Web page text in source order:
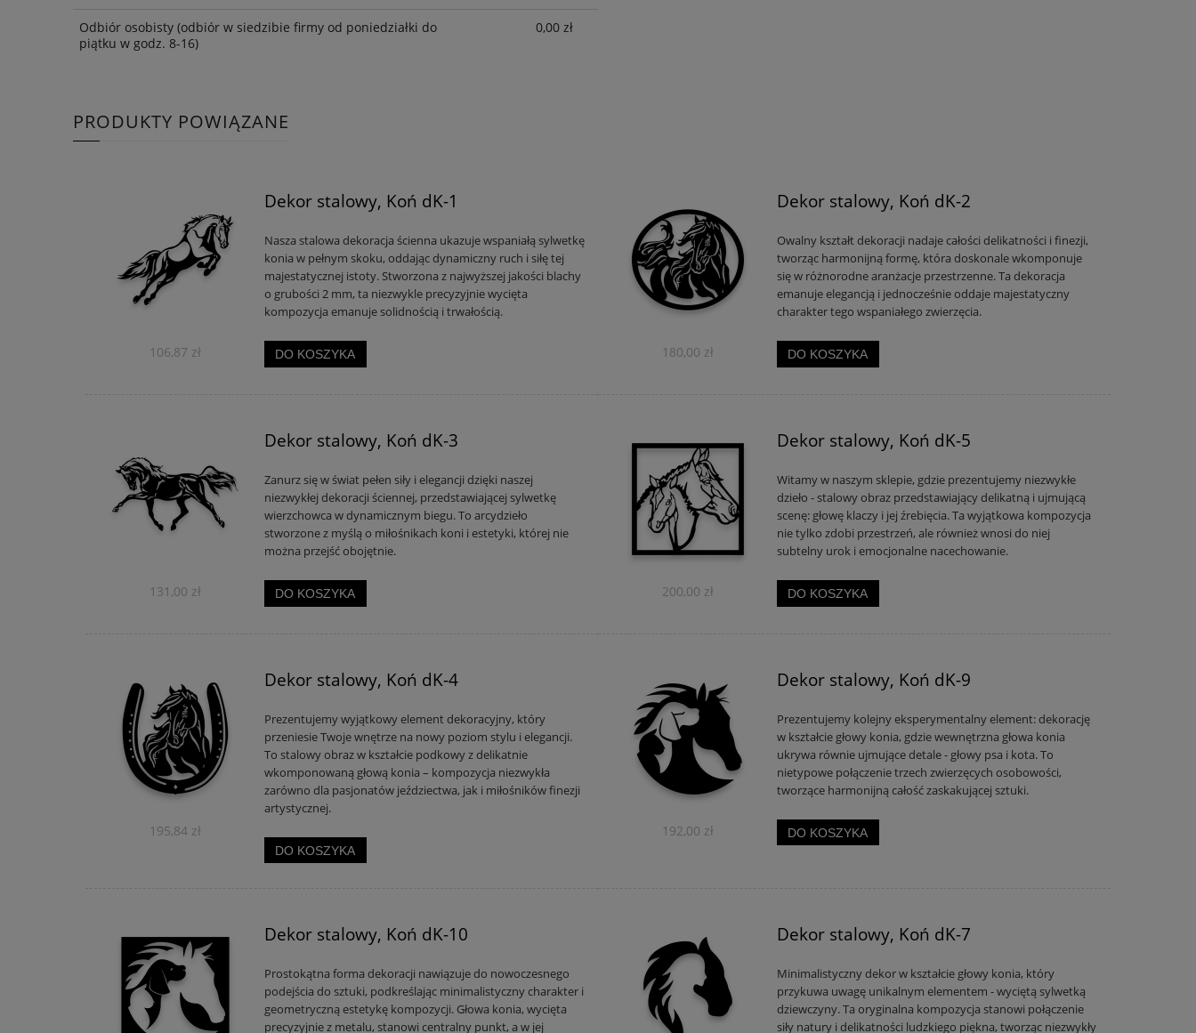
Odbiór osobisty (odbiór w siedzibie firmy od poniedziałki do
piątku w godz. 8-16)
0,00 zł
PRODUKTY POWIĄZANE
106,87 zł
Dekor stalowy, Koń dK-1
Nasza stalowa dekoracja ścienna ukazuje wspaniałą sylwetkę
konia w pełnym skoku, oddając dynamiczny ruch i siłę tej
majestatycznej istoty. Stworzona z najwyższej jakości blachy
o grubości 2 mm, ta niezwykle precyzyjnie wycięta
kompozycja emanuje solidnością i trwałością.
DO KOSZYKA 180,00 zł
Dekor stalowy, Koń dK-2
Owalny kształt dekoracji nadaje całości delikatności i finezji,
tworząc harmonijną formę, która doskonale wkomponuje
się w różnorodne aranżacje przestrzenne. Ta dekoracja
emanuje elegancją i jednocześnie oddaje majestatyczny
charakter tego wspaniałego zwierzęcia.
DO KOSZYKA
131,00 zł
Dekor stalowy, Koń dK-3
Zanurz się w świat pełen siły i elegancji dzięki naszej
niezwykłej dekoracji ściennej, przedstawiającej sylwetkę
wierzchowca w dynamicznym biegu. To arcydzieło
stworzone z myślą o miłośnikach koni i estetyki, której nie
można przejść obojętnie.
DO KOSZYKA 200,00 zł
Dekor stalowy, Koń dK-5
Witamy w naszym sklepie, gdzie prezentujemy niezwykłe
dzieło - stalowy obraz przedstawiający delikatną i ujmującą
scenę: głowę klaczy i jej źrebięcia. Ta wyjątkowa kompozycja
nie tylko zdobi przestrzeń, ale również wnosi do niej
subtelny urok i emocjonalne nacechowanie.
DO KOSZYKA
195,84 zł
Dekor stalowy, Koń dK-4
Prezentujemy wyjątkowy element dekoracyjny, który
przeniesie Twoje wnętrze na nowy poziom stylu i elegancji.
To stalowy obraz w kształcie podkowy z delikatnie
wkomponowaną głową konia – kompozycja niezwykła
zarówno dla pasjonatów jeździectwa, jak i miłośników finezji
artystycznej.
DO KOSZYKA
192,00 zł
Dekor stalowy, Koń dK-9
Prezentujemy kolejny eksperymentalny element: dekorację
w kształcie głowy konia, gdzie wewnętrzna głowa konia
ukrywa równie ujmujące detale - głowy psa i kota. To
nietypowe połączenie trzech zwierzęcych osobowości,
tworzące harmonijną całość zaskakującej sztuki.
DO KOSZYKA
Dekor stalowy, Koń dK-10
Prostokątna forma dekoracji nawiązuje do nowoczesnego
podejścia do sztuki, podkreślając minimalistyczny charakter i
geometryczną estetykę kompozycji. Głowa konia, wycięta
precyzyjnie z metalu, stanowi centralny punkt, a w jej
Dekor stalowy, Koń dK-7
Minimalistyczny dekor w kształcie głowy konia, który
przykuwa uwagę unikalnym elementem - wyciętą sylwetką
dziewczyny. Ta oryginalna kompozycja stanowi połączenie
siły natury i delikatności ludzkiego piękna, tworząc niezwykły